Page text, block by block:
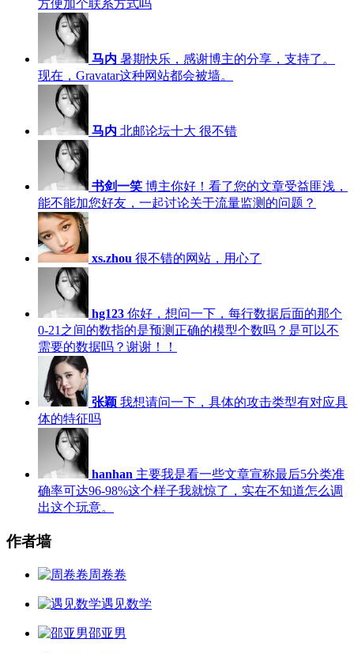
方便加个联系方式吗
马内 暑期快乐，感谢博主的分享，支持了。
现在，Gravatar这种网站都会被墙。
马内 北邮论坛十大 很不错
书剑一笑 博主你好！看了您的文章受益匪浅，
能不能加您好友，一起讨论关于流量监测的问题？
xs.zhou 很不错的网站，用心了
hg123 你好，想问一下，每行数据后面的那个
0-21之间的数指的是预测正确的模型个数吗？是可以不
需要的数据吗？谢谢！！
张颖 我想请问一下，具体的攻击类型有对应具
体的特征吗
hanhan 主要我是看一些文章宣称最后5分类准
确率可达96-98%这个样子我就惊了，实在不知道怎么调
出这个玩意。
作者墙
周卷卷
遇见数学
邵亚男